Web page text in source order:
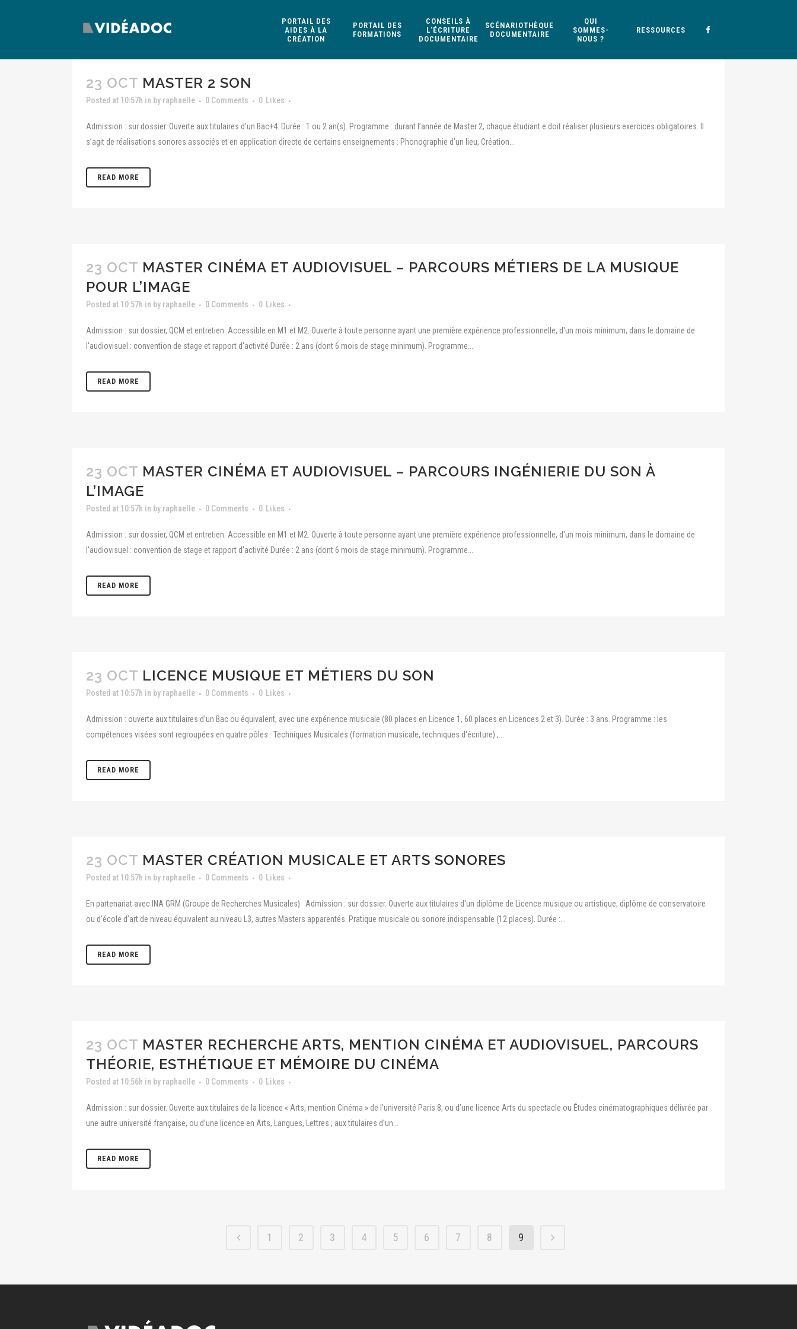
PORTAIL DES
AIDES À LA
CRÉATION
PORTAIL DES
FORMATIONS
CONSEILS À
L’ÉCRITURE
DOCUMENTAIRE
SCÉNARIOTHÈQUE
DOCUMENTAIRE
QUI
SOMMES-
NOUS ?
RESSOURCES
23 OCT MASTER 2 SON
Posted at 10:57h in by raphaelle 0 Comments 0 Likes
Admission : sur dossier. Ouverte aux titulaires d'un Bac+4. Durée : 1 ou 2 an(s). Programme : durant l’année de Master 2, chaque étudiant·e doit réaliser plusieurs exercices obligatoires. Il
s’agit de réalisations sonores associés et en application directe de certains enseignements : Phonographie d’un lieu, Création...
READ MORE
23 OCT MASTER CINÉMA ET AUDIOVISUEL – PARCOURS MÉTIERS DE LA MUSIQUE
POUR L’IMAGE
Posted at 10:57h in by raphaelle 0 Comments 0 Likes
Admission : sur dossier, QCM et entretien. Accessible en M1 et M2. Ouverte à toute personne ayant une première expérience professionnelle, d'un mois minimum, dans le domaine de
l'audiovisuel : convention de stage et rapport d'activité Durée : 2 ans (dont 6 mois de stage minimum). Programme...
READ MORE
23 OCT MASTER CINÉMA ET AUDIOVISUEL – PARCOURS INGÉNIERIE DU SON À
L’IMAGE
Posted at 10:57h in by raphaelle 0 Comments 0 Likes
Admission : sur dossier, QCM et entretien. Accessible en M1 et M2. Ouverte à toute personne ayant une première expérience professionnelle, d'un mois minimum, dans le domaine de
l'audiovisuel : convention de stage et rapport d'activité Durée : 2 ans (dont 6 mois de stage minimum). Programme...
READ MORE
23 OCT LICENCE MUSIQUE ET MÉTIERS DU SON
Posted at 10:57h in by raphaelle 0 Comments 0 Likes
Admission : ouverte aux titulaires d’un Bac ou équivalent, avec une expérience musicale (80 places en Licence 1, 60 places en Licences 2 et 3). Durée : 3 ans. Programme : les
compétences visées sont regroupées en quatre pôles : Techniques Musicales (formation musicale, techniques d'écriture) ;...
READ MORE
23 OCT MASTER CRÉATION MUSICALE ET ARTS SONORES
Posted at 10:57h in by raphaelle 0 Comments 0 Likes
En partenariat avec INA GRM (Groupe de Recherches Musicales). Admission : sur dossier. Ouverte aux titulaires d'un diplôme de Licence musique ou artistique, diplôme de conservatoire
ou d’école d’art de niveau équivalent au niveau L3, autres Masters apparentés. Pratique musicale ou sonore indispensable (12 places). Durée :...
READ MORE
23 OCT MASTER RECHERCHE ARTS, MENTION CINÉMA ET AUDIOVISUEL, PARCOURS
THÉORIE, ESTHÉTIQUE ET MÉMOIRE DU CINÉMA
Posted at 10:56h in by raphaelle 0 Comments 0 Likes
Admission : sur dossier. Ouverte aux titulaires de la licence « Arts, mention Cinéma » de l’université Paris 8, ou d’une licence Arts du spectacle ou Études cinématographiques délivrée par
une autre université française, ou d’une licence en Arts, Langues, Lettres ; aux titulaires d’un...
READ MORE
1 2 3 4 5 6 7 8 9